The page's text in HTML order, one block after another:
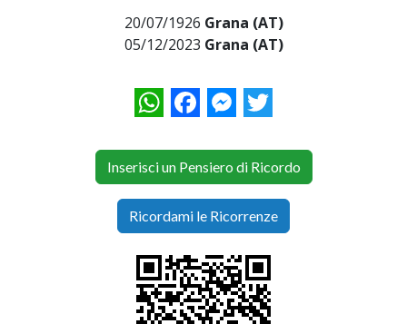
20/07/1926 Grana (AT)
05/12/2023 Grana (AT)
WhatsAppFacebookMessenger
Twitter
Inserisci un Pensiero di Ricordo
Ricordami le Ricorrenze